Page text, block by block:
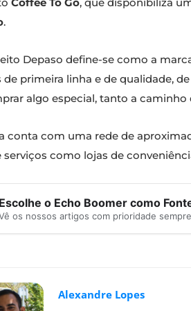
.
Depaso define-se como a
de primeira linha e de qualidade,
algo especial, tanto a
conta com uma rede de
serviços como lojas de
Escolhe o Echo Boomer como
os nossos artigos com prioridade
Alexandre Lopes